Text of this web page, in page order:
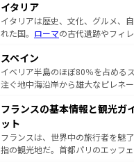
イタリア
イタリアは歴史、文化、グルメ、
れた国。 ローマの古代遺跡やフィ
ろん、トスカーナの美しい田園風
景など、自然景観も見逃せない。
ピザやパスタなど、絶品のイタリ
ませてくれるイタリアで、忘れら
なお、新着のイタリア情報は
しい。
スペイン
イベリア半島のほぼ80％を占める
注ぐ地中海沿岸から雄大なピレネ
文化が根付くこの国では、情熱的
れる闘牛、そして美味しいタパス
る。首都マドリードの洗練された
アートに溢れた街角から、地方で
フランスの基本情報と観光ガ
ット
フランスは、世界中の旅行者を魅
指の観光地だ。首都パリのエッフ